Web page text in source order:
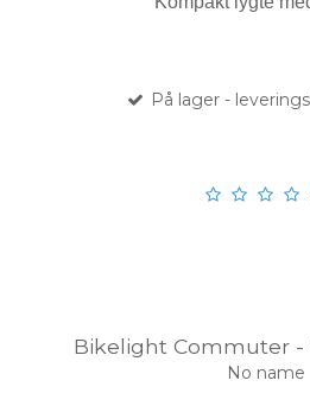
På lager -
Bikelight Commuter
No name